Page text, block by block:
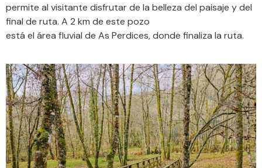
permite al visitante disfrutar de la belleza del paisaje y del
final de ruta. A 2 km de este pozo
está el área fluvial de As Perdices, donde finaliza la ruta.